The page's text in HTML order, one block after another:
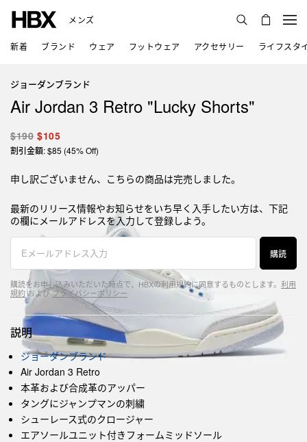
メンズ
新着 ブランド ウェア フットウェア アクセサリー ライフスタ
ジョーダンブランド
Air Jordan 3 Retro "Lucky Shorts"
$190 $105
割引金額: $85 (45% Off)
申し訳ございません、こちらの商品は完売しました。
最新のリリース情報やお知らせをいち早く入手したい方は、下記
の欄にメールアドレスを入力して登録しよう。
購読
購読をお申し込みいただいた時点で、HBXの利用規約に同意するものとします。 利用
規約およびプライバシーポリシー
説明
ジョーダンブランド
Air Jordan 3 Retro
本革および合成革のアッパー
タングにジャンプマンの刺繍
シューレース式のクロージャー
エアソールユニット付きフォームミッドソール